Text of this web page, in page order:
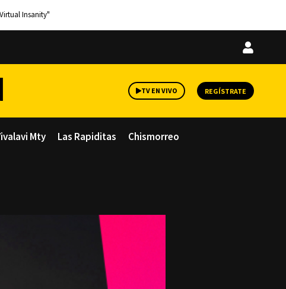
Insanity"
Iniciar
TV EN VIVO REGÍSTRATE
Mty Las Rapiditas Chismorreo